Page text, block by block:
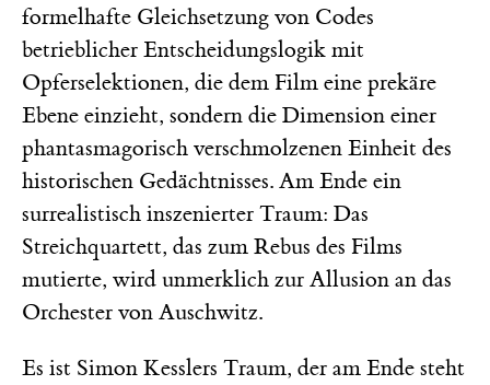
formelhafte Gleichsetzung von Codes
betrieblicher Entscheidungslogik mit
Opferselektionen, die dem Film eine prekäre
Ebene einzieht, sondern die Dimension einer
phantasmagorisch verschmolzenen Einheit des
historischen Gedächtnisses. Am Ende ein
surrealistisch inszenierter Traum: Das
Streichquartett, das zum Rebus des Films
mutierte, wird unmerklich zur Allusion an das
Orchester von Auschwitz.
Es ist Simon Kesslers Traum, der am Ende steht